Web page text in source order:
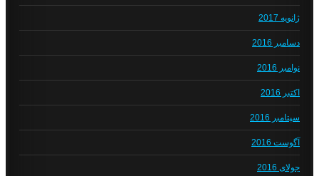
ژانویه 2017
دسامبر 2016
نوامبر 2016
اکتبر 2016
سپتامبر 2016
آگوست 2016
جولای 2016